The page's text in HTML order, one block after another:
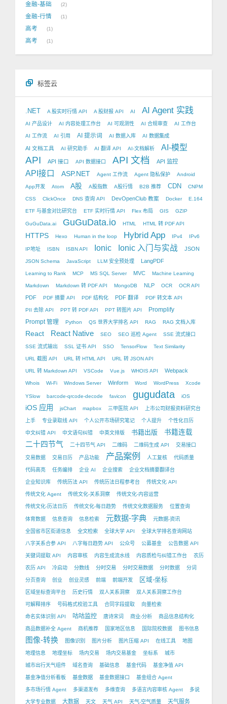
金融-基础 2
金融-行情 1
高考 1
高考 1
标签云
.NET A 股实时行情 API A 股财报 API AI AI Agent 实践
AI 产品设计 AI 内容处理工作台 AI 可观测性 AI 合规审查 AI 工作台
AI 工作流 AI 引用 AI 提示词 AI 数据入库 AI 数据集成
AI 文档工具 AI 研究助手 AI 翻译 API AI-文档解析 AI-模型
API API 接口 API 数据接口 API 文档 API 监控
API接口 ASP.NET Agent 工作流 Agent 隐私保护 Android
App开发 Atom A股 A股指数 A股行情 B2B 推荐 CDN CNPM
CSS ClickOnce DNS 查询 API DevOpenClub 教案 Docker E.164
ETF 与基金对比研究台 ETF 实时行情 API Flex 布局 GIS GZIP
GuGuData.ai GuGuData.io HTML HTML 转 PDF API
HTTPS Hexo Human in the loop Hybrid App IPv4 IPv6
IP地址 ISBN ISBN API Ionic Ionic 入门与实战 JSON
JSON Schema JavaScript LLM 安全预处理 LangPDF
Learning to Rank MCP MS SQL Server MVC Machine Learning
Markdown Markdown 转 PDF API MongoDB NLP OCR OCR API
PDF PDF 摘要 API PDF 结构化 PDF 翻译 PDF 转文本 API
PII 去除 API PPT 转 PDF API PPT 转图片 API
Promplify
Prompt 管理
Python QS 世界大学排名 API RAG RAG 文档入库
React React Native SEO SEO 巡检 Agent SSE 流式接口
SSE 流式输出 SSL 证书 API SSO TensorFlow Text Similarity
URL 截图 API URL 转 HTML API URL 转 JSON API
URL 转 Markdown API VSCode Vue.js WHOIS API Webpack
Whois Wi-Fi Windows Server Winform Word WordPress Xcode
YSlow barcode-qrcode-decode favicon gugudata iOS
iOS 应用 jsChart mapbox 三甲医院 API 上市公司财报资料研究台
上手 专业录取线 API 个人公开市场研究笔记 个人提升 个性化日历
中文纠错 API 中文语句纠错 中英文排版 书籍出版 书籍连载
二十四节气 二十四节气 API 二维码 二维码生成 API 交易接口
交易数据 交易日历 产品功能 产品案例 人工复核 代码质量
代码高亮 任务编排 企业 AI 企业搜索 企业文档摘要翻译台
企业知识库 传统历法 API 传统历法日程参考台 传统文化 API
传统文化 Agent 传统文化-关系洞察 传统文化-内容运营
传统文化-历法日历 传统文化-每日趋势 传统文化数据服务 位置查询
体育数据 信息查询 信息检索 元数据-字典 元数据-资讯
全国省市区街道信息 全文检索 全球大学 API 全球大学排名查询网站
八字关系合参 API 八字每日趋势 API 公众号 公募基金 公告数据 API
关键词提取 API 内容审核 内容生成流水线 内容质检与纠错工作台 农历
农历 API 冷启动 分数线 分时交易 分时交易数据 分时数据 分词
分页查询 创业 创业灵感 前端 前端开发 区域-坐标
区域坐标查询平台 历史行情 双人关系洞察 双人关系洞察工作台
可解释排序 号码格式校验工具 合同字段提取 向量检索
命名实体识别 API 咕咕监控 唐诗宋词 商业-分析 商品信息结构化
商品数据补全 Agent 商机推荐 国家地区信息 国际院校数据 图书信息
图像-转换 图像识别 图片分析 图片压缩 API 在线工具 地图
地理信息 地理坐标 场内交易 场内交易基金 坐标系 城市
城市出行天气组件 域名查询 基础信息 基金代码 基金净值 API
基金净值分析看板 基金数据 基金数据接口 基金组合 Agent
多市场行情 Agent 多渠道发布 多维查询 多语言内容审核 Agent 多说
大学专业数据 大数据 天文 天气 API 天气-空气质量 天气服务